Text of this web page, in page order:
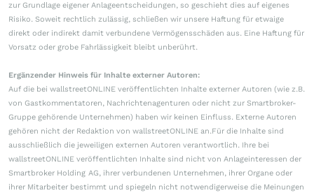
zur Grundlage eigener Anlageentscheidungen, so geschieht dies auf eigenes
Risiko. Soweit rechtlich zulässig, schließen wir unsere Haftung für etwaige
direkt oder indirekt damit verbundene Vermögensschäden aus. Eine Haftung für
Vorsatz oder grobe Fahrlässigkeit bleibt unberührt.
Ergänzender Hinweis für Inhalte externer Autoren:
Auf die bei wallstreetONLINE veröffentlichten Inhalte externer Autoren (wie z.B.
von Gastkommentatoren, Nachrichtenagenturen oder nicht zur Smartbroker-
Gruppe gehörende Unternehmen) haben wir keinen Einfluss. Externe Autoren
gehören nicht der Redaktion von wallstreetONLINE an.Für die Inhalte sind
ausschließlich die jeweiligen externen Autoren verantwortlich. Ihre bei
wallstreetONLINE veröffentlichten Inhalte sind nicht von Anlageinteressen der
Smartbroker Holding AG, ihrer verbundenen Unternehmen, ihrer Organe oder
ihrer Mitarbeiter bestimmt und spiegeln nicht notwendigerweise die Meinungen